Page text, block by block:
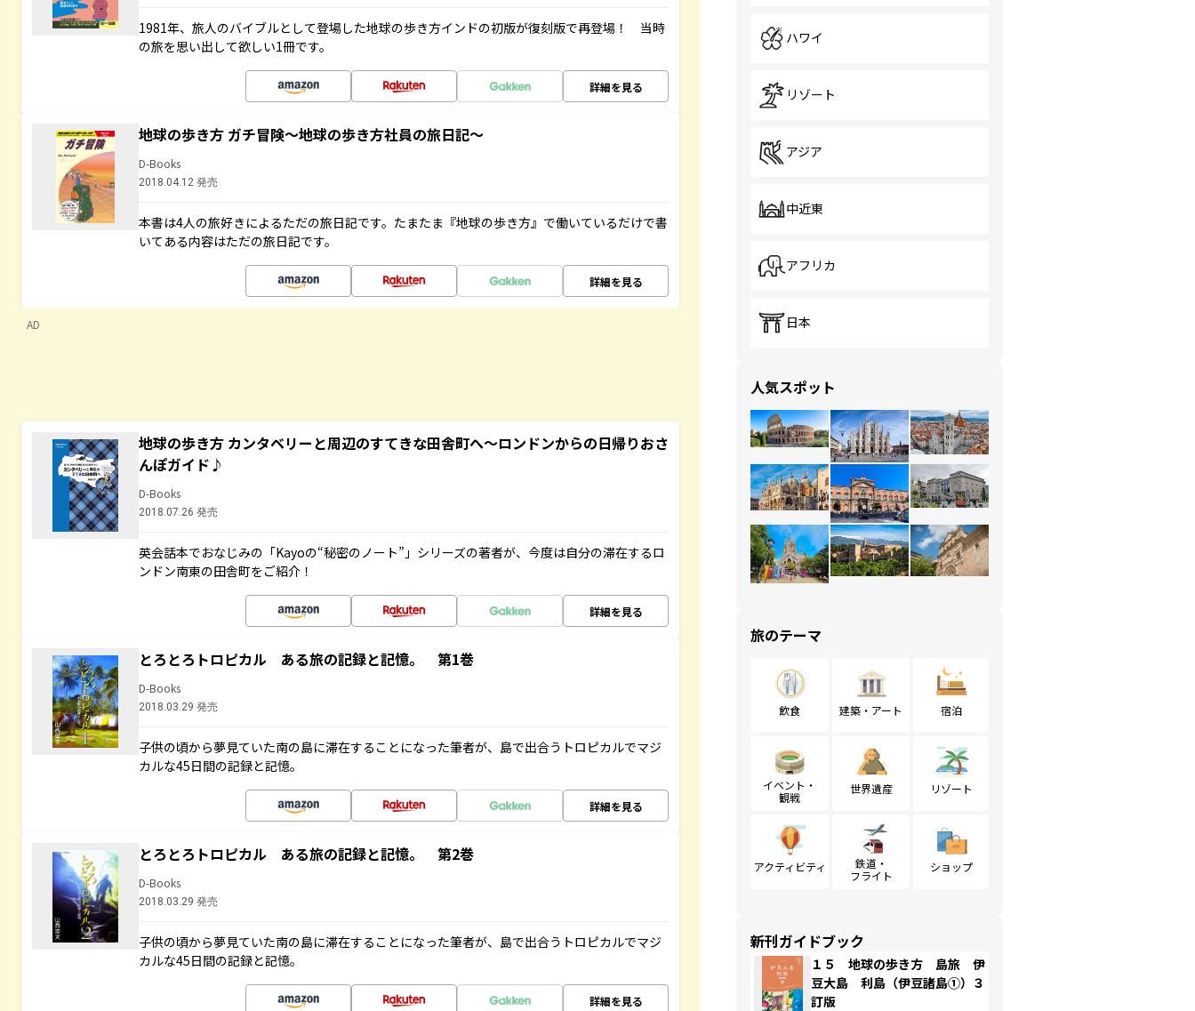
1981年、旅人のバイブルとして登場した地球の歩き方インドの初版が復刻版で再登場！ 当時
の旅を思い出して欲しい1冊です。
詳細を見る
地球の歩き方 ガチ冒険～地球の歩き方社員の旅日記～
D-Books
2018.04.12 発売
本書は4人の旅好きによるただの旅日記です。たまたま『地球の歩き方』で働いているだけで書
いてある内容はただの旅日記です。
詳細を見る
AD
地球の歩き方 カンタベリーと周辺のすてきな田舎町へ～ロンドンからの日帰りおさ
んぽガイド♪
D-Books
2018.07.26 発売
英会話本でおなじみの「Kayoの“秘密のノート”」シリーズの著者が、今度は自分の滞在するロ
ンドン南東の田舎町をご紹介！
詳細を見る
とろとろトロピカル ある旅の記録と記憶。 第1巻
D-Books
2018.03.29 発売
子供の頃から夢見ていた南の島に滞在することになった筆者が、島で出合うトロピカルでマジ
カルな45日間の記録と記憶。
詳細を見る
とろとろトロピカル ある旅の記録と記憶。 第2巻
D-Books
2018.03.29 発売
子供の頃から夢見ていた南の島に滞在することになった筆者が、島で出合うトロピカルでマジ
カルな45日間の記録と記憶。
詳細を見る
ハワイ
リゾート
アジア
中近東
アフリカ
日本
人気スポット
旅のテーマ
飲食 建築・アート 宿泊
イベント・
観戦
世界遺産 リゾート
アクティビティ
鉄道・
フライト
ショップ
新刊ガイドブック
１５ 地球の歩き方 島旅 伊
豆大島 利島（伊豆諸島①）３
訂版